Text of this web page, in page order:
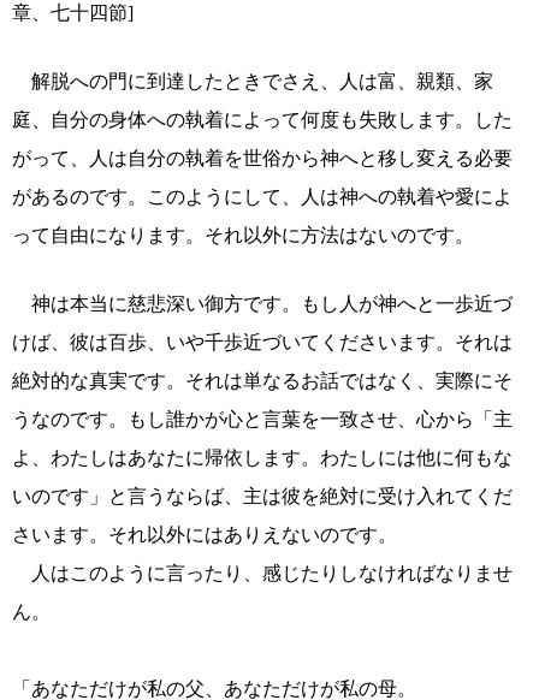
章、七十四節]
解脱への門に到達したときでさえ、人は富、親類、家
庭、自分の身体への執着によって何度も失敗します。した
がって、人は自分の執着を世俗から神へと移し変える必要
があるのです。このようにして、人は神への執着や愛によ
って自由になります。それ以外に方法はないのです。
神は本当に慈悲深い御方です。もし人が神へと一歩近づ
けば、彼は百歩、いや千歩近づいてくださいます。それは
絶対的な真実です。それは単なるお話ではなく、実際にそ
うなのです。もし誰かが心と言葉を一致させ、心から「主
よ、わたしはあなたに帰依します。わたしには他に何もな
いのです」と言うならば、主は彼を絶対に受け入れてくだ
さいます。それ以外にはありえないのです。
人はこのように言ったり、感じたりしなければなりませ
ん。
「あなただけが私の父、あなただけが私の母。